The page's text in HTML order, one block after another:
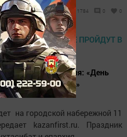
13:42 1784 0 0
мероприятия: «День
Татарстана-2018»
на городской набережной 11
kazanfirst.ru. Праздник